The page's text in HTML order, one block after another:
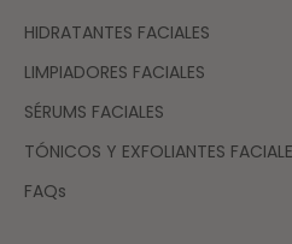
HIDRATANTES FACIALES
LIMPIADORES FACIALES
SÉRUMS FACIALES
TÓNICOS Y EXFOLIANTES
FAQs